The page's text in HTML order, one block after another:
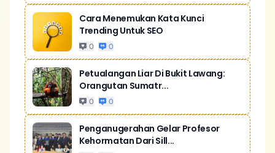
Cara Menemukan Kata Kunci
Trending Untuk SEO
0 0
Petualangan Liar Di Bukit Lawang:
Orangutan Sumatr...
0 0
Penganugerahan Gelar Profesor
Kehormatan Dari Sill...